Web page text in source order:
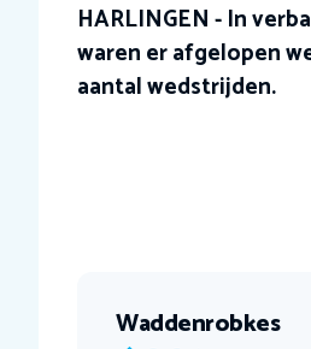
HARLINGEN - In
waren er afgelopen
aantal wedstrijden.
Waddenrobkes